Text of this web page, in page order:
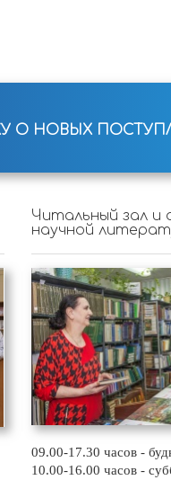
О НОВЫХ
Читальный зал и
научной
09.00-17.30 часов -
10.00-16.00 часов -